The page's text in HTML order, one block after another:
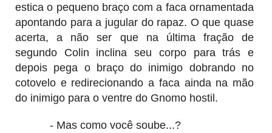
estica o pequeno braço com a faca ornamentada
apontando para a jugular do rapaz. O que quase
acerta, a não ser que na última fração de
segundo Colin inclina seu corpo para trás e
depois pega o braço do inimigo dobrando no
cotovelo e redirecionando a faca ainda na mão
do inimigo para o ventre do Gnomo hostil.
- Mas como você soube...?